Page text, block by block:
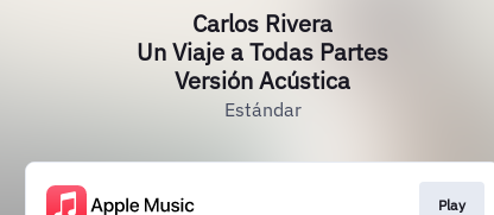
Carlos Rivera
Un Viaje a Todas Partes
Versión Acústica
Estándar
Play